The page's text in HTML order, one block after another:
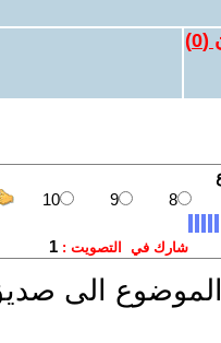
(
0
)
الى